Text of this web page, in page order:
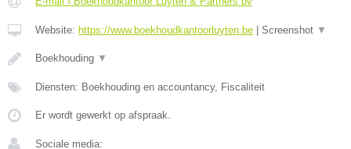
Website: https://www.boekhoudkantoorluyten.be Screenshot ▼
Boekhouding ▼
Diensten: Boekhouding en accountancy, Fiscaliteit
Er wordt gewerkt op afspraak.
Sociale media: